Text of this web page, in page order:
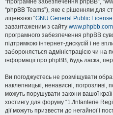
“програмне забезпечення phpBB”,
“phpBB Teams”), яке є рішенням для
ліцензією “GNU General Public License
завантаженим з сайту www.phpbb.com
програмного забезпечення phpBB
підтримкою інтернет-дискусій і не
забороняється адміністрацією чи на
інформації про phpBB, будь ласка,
Ви погоджуєтесь не розміщувати
наклепницькі, ненависні, погрозливі,
можуть порушувати закони вашої
хостингу для форуму “1./Infanterie
дії можуть призвести до негайної і